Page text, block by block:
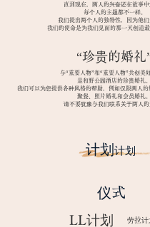
直到现在，两人的兴奋还在故事中
每个人的主题都不一样。
我们提出两个人的独特性，因为他们
我们的使命是为我们见面的那一天创造最
“珍贵的婚礼
与“重要人物”和“重要人物”共创美
是和野公园酒店的珍贵婚礼。
我们可以为您提供各种风格的帮助，例如仅限两人
聚餐、照片婚礼和会员婚礼。
请不要犹豫与我们联系关于两人的
​计划 计划
​仪式
​LL计划 劳拉计